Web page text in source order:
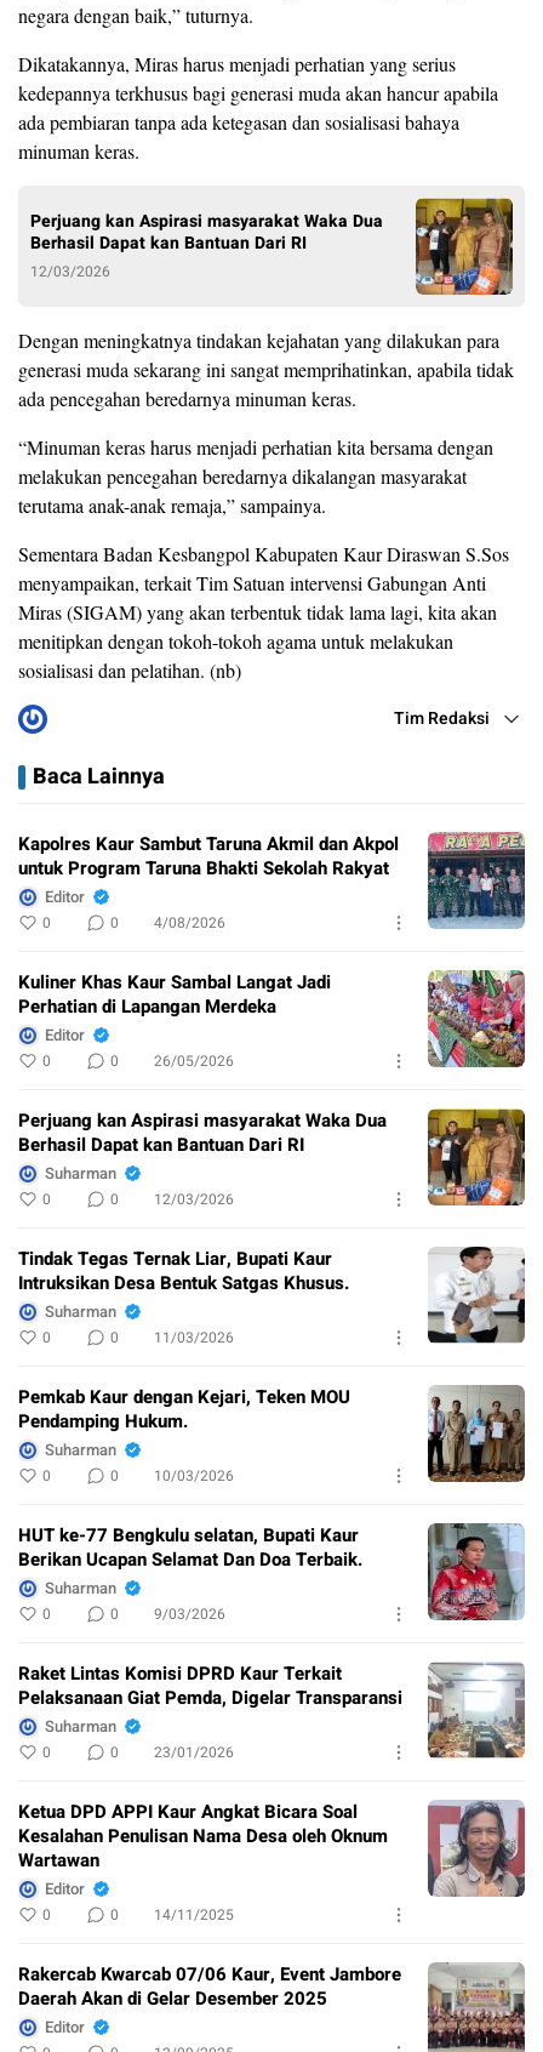
negara dengan baik,” tuturnya.
Dikatakannya, Miras harus menjadi perhatian yang serius
kedepannya terkhusus bagi generasi muda akan hancur apabila
ada pembiaran tanpa ada ketegasan dan sosialisasi bahaya
minuman keras.
Perjuang kan Aspirasi masyarakat Waka Dua
Berhasil Dapat kan Bantuan Dari RI
12/03/2026
Dengan meningkatnya tindakan kejahatan yang dilakukan para
generasi muda sekarang ini sangat memprihatinkan, apabila tidak
ada pencegahan beredarnya minuman keras.
“Minuman keras harus menjadi perhatian kita bersama dengan
melakukan pencegahan beredarnya dikalangan masyarakat
terutama anak-anak remaja,” sampainya.
Sementara Badan Kesbangpol Kabupaten Kaur Diraswan S.Sos
menyampaikan, terkait Tim Satuan intervensi Gabungan Anti
Miras (SIGAM) yang akan terbentuk tidak lama lagi, kita akan
menitipkan dengan tokoh-tokoh agama untuk melakukan
sosialisasi dan pelatihan. (nb)
Tim Redaksi
Baca Lainnya
Kapolres Kaur Sambut Taruna Akmil dan Akpol
untuk Program Taruna Bhakti Sekolah Rakyat
Editor
0 0 4/08/2026
Kuliner Khas Kaur Sambal Langat Jadi
Perhatian di Lapangan Merdeka
Editor
0 0 26/05/2026
Perjuang kan Aspirasi masyarakat Waka Dua
Berhasil Dapat kan Bantuan Dari RI
Suharman
0 0 12/03/2026
Tindak Tegas Ternak Liar, Bupati Kaur
Intruksikan Desa Bentuk Satgas Khusus.
Suharman
0 0 11/03/2026
Pemkab Kaur dengan Kejari, Teken MOU
Pendamping Hukum.
Suharman
0 0 10/03/2026
HUT ke-77 Bengkulu selatan, Bupati Kaur
Berikan Ucapan Selamat Dan Doa Terbaik.
Suharman
0 0 9/03/2026
Raket Lintas Komisi DPRD Kaur Terkait
Pelaksanaan Giat Pemda, Digelar Transparansi
Suharman
0 0 23/01/2026
Ketua DPD APPI Kaur Angkat Bicara Soal
Kesalahan Penulisan Nama Desa oleh Oknum
Wartawan
Editor
0 0 14/11/2025
Rakercab Kwarcab 07/06 Kaur, Event Jambore
Daerah Akan di Gelar Desember 2025
Editor